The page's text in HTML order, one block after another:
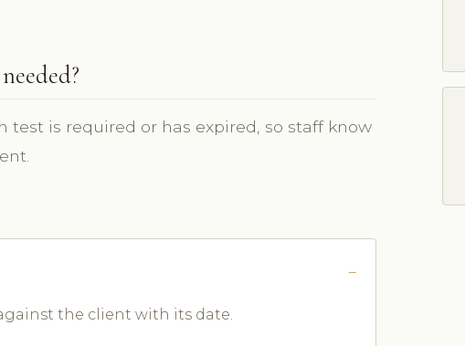
test is required or has expired, so staff know
the client with its date.